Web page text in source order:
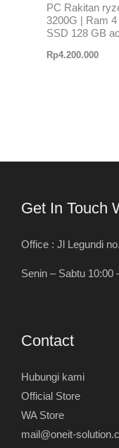
PC Rakitan
3200G | Ram 4
SSD 128 GB
Rp4.200.000
Get In Touch
Office : Jl Legundi
Senin – Sabtu 10:00
Contact
Hubungi kami
Official Store
WA Store
mail@oneit-